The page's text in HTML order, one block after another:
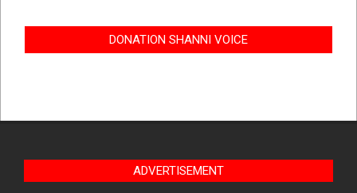
DONATION SHANNI VOICE
ADVERTISEMENT